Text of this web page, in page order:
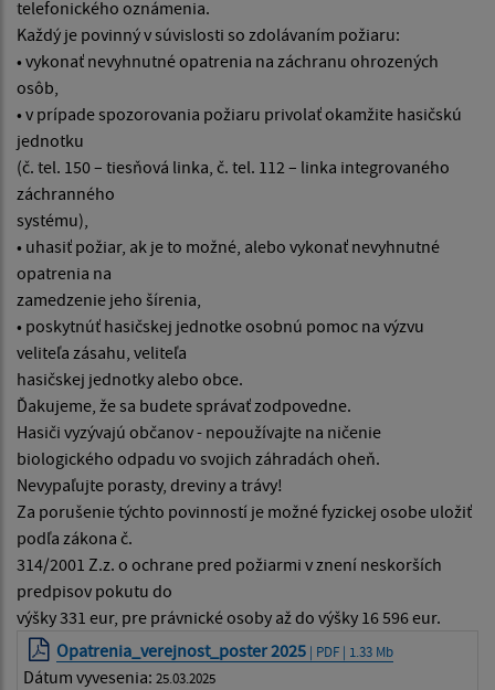
telefonického oznámenia.
Každý je povinný v súvislosti so zdolávaním požiaru:
• vykonať nevyhnutné opatrenia na záchranu ohrozených
osôb,
• v prípade spozorovania požiaru privolať okamžite hasičskú
jednotku
(č. tel. 150 – tiesňová linka, č. tel. 112 – linka integrovaného
záchranného
systému),
• uhasiť požiar, ak je to možné, alebo vykonať nevyhnutné
opatrenia na
zamedzenie jeho šírenia,
• poskytnúť hasičskej jednotke osobnú pomoc na výzvu
veliteľa zásahu, veliteľa
hasičskej jednotky alebo obce.
Ďakujeme, že sa budete správať zodpovedne.
Hasiči vyzývajú občanov - nepoužívajte na ničenie
biologického odpadu vo svojich záhradách oheň.
Nevypaľujte porasty, dreviny a trávy!
Za porušenie týchto povinností je možné fyzickej osobe uložiť
podľa zákona č.
314/2001 Z.z. o ochrane pred požiarmi v znení neskorších
predpisov pokutu do
výšky 331 eur, pre právnické osoby až do výšky 16 596 eur.
Opatrenia_verejnost_poster 2025 | PDF | 1.33 Mb
Dátum vyvesenia: 25.03.2025